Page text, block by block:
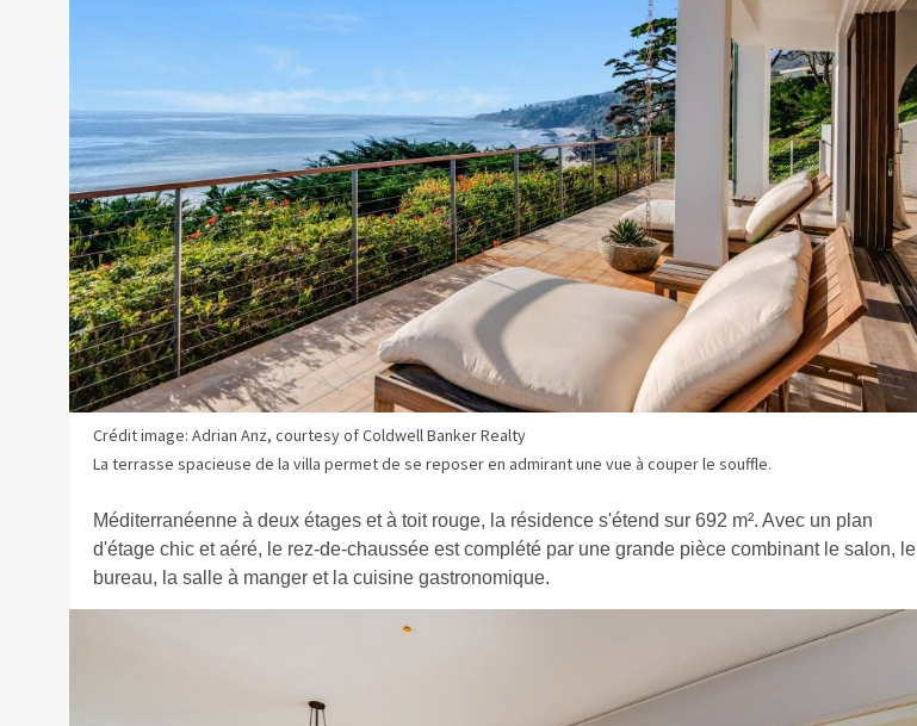
Crédit image: Adrian Anz, courtesy of Coldwell Banker Realty
La terrasse spacieuse de la villa permet de se reposer en admirant une vue à couper le souffle.
Méditerranéenne à deux étages et à toit rouge, la résidence s'étend sur 692 m². Avec un plan
d'étage chic et aéré, le rez-de-chaussée est complété par une grande pièce combinant le salon, le
bureau, la salle à manger et la cuisine gastronomique.